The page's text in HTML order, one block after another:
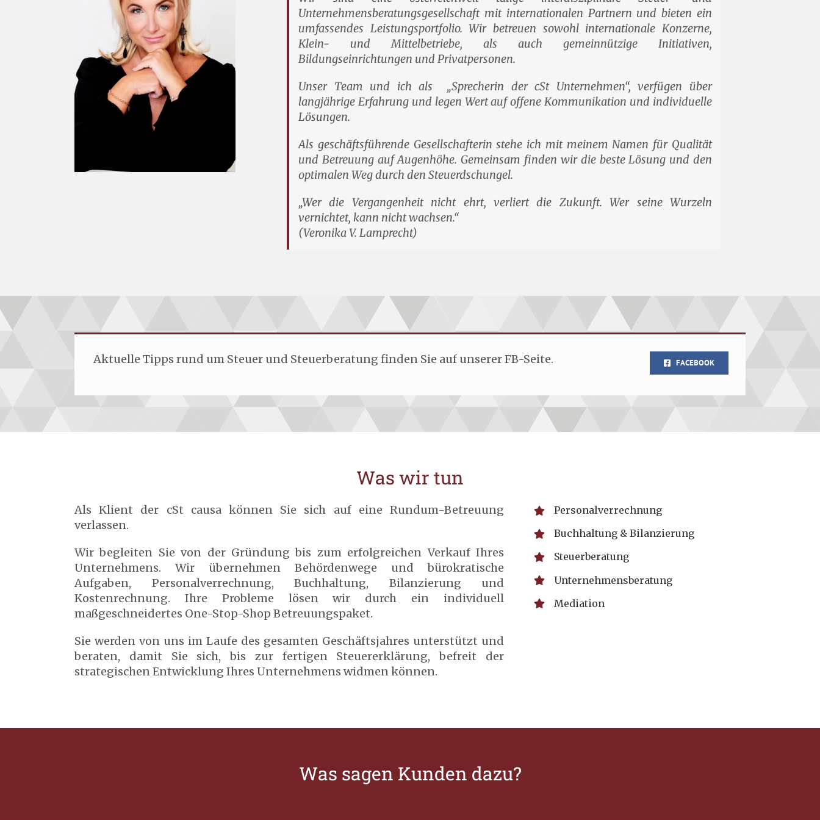
Unternehmensberatungsgesellschaft mit internationalen Partnern und bieten ein
umfassendes Leistungsportfolio. Wir betreuen sowohl internationale Konzerne,
Klein- und Mittelbetriebe, als auch gemeinnützige Initiativen,
Bildungseinrichtungen und Privatpersonen.
Unser Team und ich als „Sprecherin der cSt Unternehmen“, verfügen über
langjährige Erfahrung und legen Wert auf offene Kommunikation und individuelle
Lösungen.
Als geschäftsführende Gesellschafterin stehe ich mit meinem Namen für Qualität
und Betreuung auf Augenhöhe. Gemeinsam finden wir die beste Lösung und den
optimalen Weg durch den Steuerdschungel.
„Wer die Vergangenheit nicht ehrt, verliert die Zukunft. Wer seine Wurzeln
vernichtet, kann nicht wachsen.“
(Veronika V. Lamprecht)
Aktuelle Tipps rund um Steuer und Steuerberatung finden Sie auf unserer FB-Seite. FACEBOOK
Was wir tun
Als Klient der cSt causa können Sie sich auf eine Rundum-Betreuung
verlassen.
Wir begleiten Sie von der Gründung bis zum erfolgreichen Verkauf Ihres
Unternehmens. Wir übernehmen Behördenwege und bürokratische
Aufgaben, Personalverrechnung, Buchhaltung, Bilanzierung und
Kostenrechnung. Ihre Probleme lösen wir durch ein individuell
maßgeschneidertes One-Stop-Shop Betreuungspaket.
Sie werden von uns im Laufe des gesamten Geschäftsjahres unterstützt und
beraten, damit Sie sich, bis zur fertigen Steuererklärung, befreit der
strategischen Entwicklung Ihres Unternehmens widmen können.
Personalverrechnung
Buchhaltung & Bilanzierung
Steuerberatung
Unternehmensberatung
Mediation
Was sagen Kunden dazu?